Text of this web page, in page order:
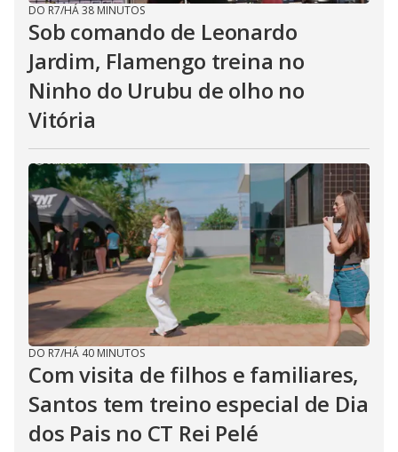
DO R7/HÁ 38 MINUTOS
Sob comando de Leonardo
Jardim, Flamengo treina no
Ninho do Urubu de olho no
Vitória
DO R7/HÁ 40 MINUTOS
Com visita de filhos e familiares,
Santos tem treino especial de Dia
dos Pais no CT Rei Pelé